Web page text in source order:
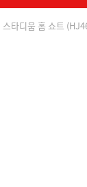
타디움 홈 쇼트